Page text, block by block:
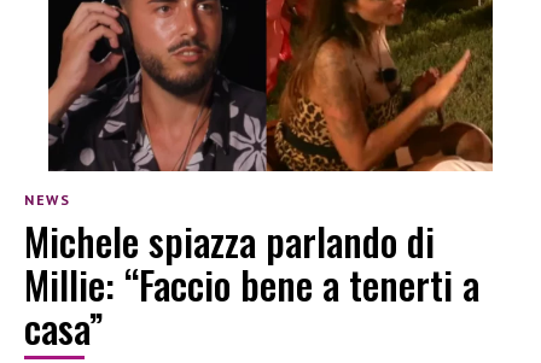
NEWS
Michele spiazza parlando di
Millie: “Faccio bene a tenerti a
casa”